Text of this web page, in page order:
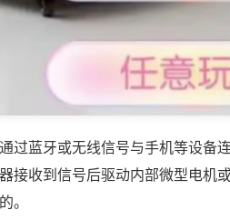
过蓝牙或无线信号与手机等设备
接收到信号后驱动内部微型电机
。